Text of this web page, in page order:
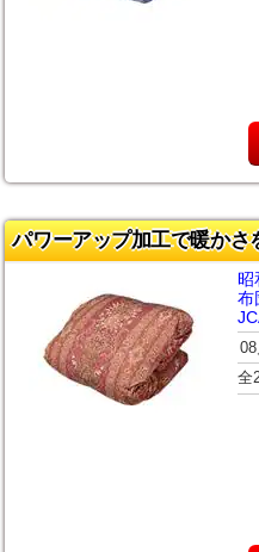
パワーアップ加工で暖かさ
全